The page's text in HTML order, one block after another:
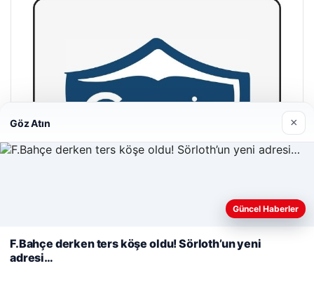
Web sitemizi nasıl kullandığınızı daha iyi anlayabilmek,
kullanıyoruz.
Çerez Politikamız
Reddet
Göz Atın ×
Güncel Haberler
F.Bahçe derken ters köşe oldu! Sörloth’un yeni
adresi…